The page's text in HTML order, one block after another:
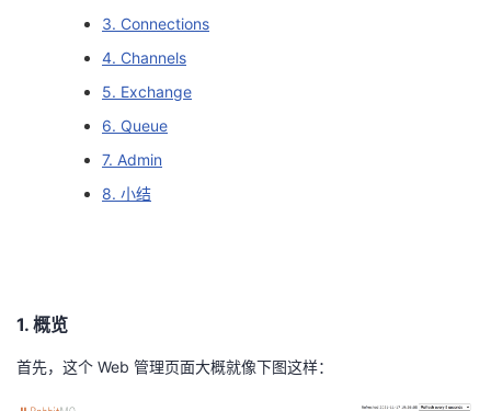
客
论
坛
的
圈
我
的
我
3. Connections
4. Channels
5. Exchange
6. Queue
7. Admin
8. 小结
1. 概览
首先，这个 Web 管理页面大概就像下图这样：